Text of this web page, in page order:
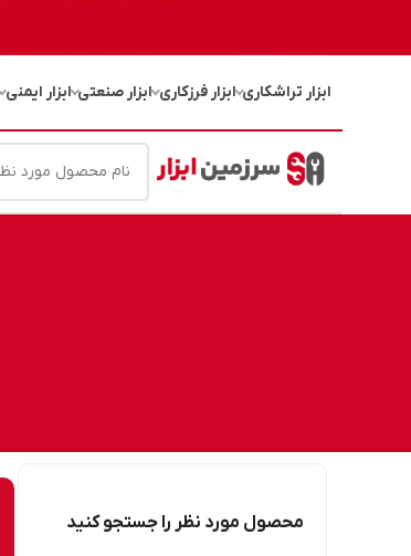
ابزار تراشکاری ابزار فرزکاری ابزار صنعتی ابزار ایمنی
محصول مورد نظر را جستجو کنید